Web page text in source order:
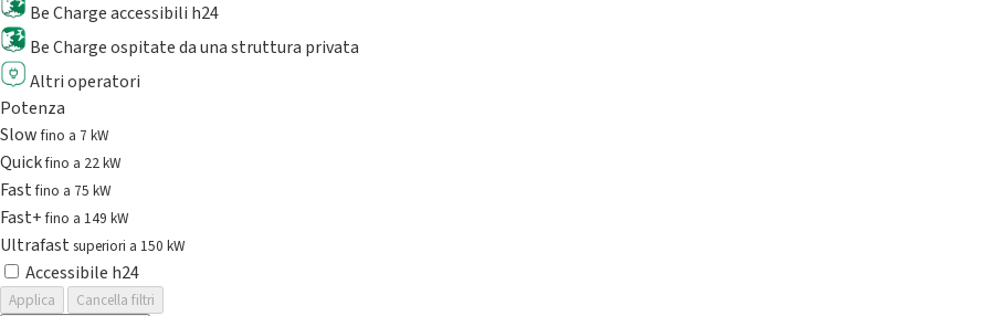
Be Charge accessibili h24
Be Charge ospitate da una struttura privata
Altri operatori
Potenza
Slowfino a 7 kW
Quickfino a 22 kW
Fastfino a 75 kW
Fast+fino a 149 kW
Ultrafast superiori a 150 kW
Accessibile h24
Applica
Cancella filtri